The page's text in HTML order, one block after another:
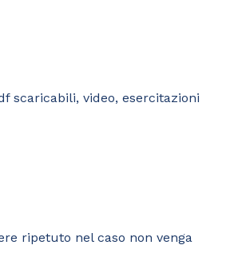
scaricabili, video, esercitazioni
ripetuto nel caso non venga